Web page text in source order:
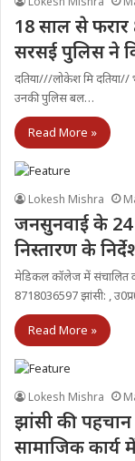
18 साल से फरार
सरसई पुलिस ने
दतिया///लोकेश मि दतिया//
उनकी पुलिस बल…
Read More »
Lokesh Mishra
जनसुनवाई के 24
निस्तारण के
मेडिकल कॉलेज में संचालित
8718036597 झांसी: ,
Read More »
Lokesh Mishra
झांसी की
सामाजिक